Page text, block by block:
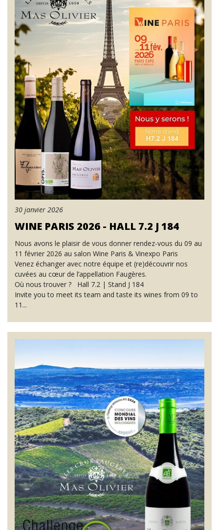
30 janvier 2026
WINE PARIS 2026 - HALL 7.2 J 184
Nous avons le plaisir de vous donner rendez-vous du 09 au
11 février 2026 au salon Wine Paris & Vinexpo Paris
Venez échanger avec notre équipe et (re)découvrir nos
cuvées au cœur de l’appellation Faugères.
Où nous trouver ? Hall 7.2 | Stand J 184
Invite you to meet its team and taste its wines from 09 to
11...